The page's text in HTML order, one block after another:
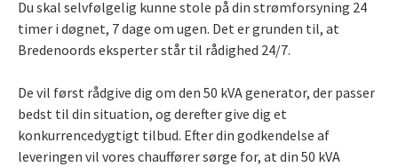
Du skal selvfølgelig kunne stole på din strømforsyning 24
timer i døgnet, 7 dage om ugen. Det er grunden til, at
Bredenoords eksperter står til rådighed 24/7.
De vil først rådgive dig om den 50 kVA generator, der passer
bedst til din situation, og derefter give dig et
konkurrencedygtigt tilbud. Efter din godkendelse af
leveringen vil vores chauffører sørge for, at din 50 kVA